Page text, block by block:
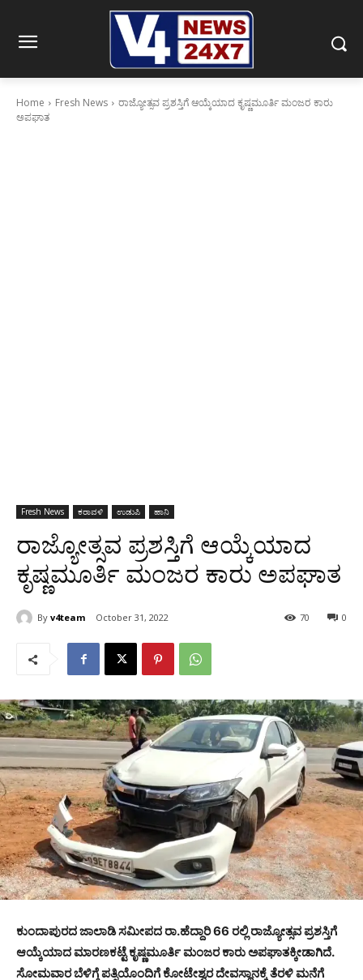
Home Fresh News
ರಾಜ್ಯೋತ್ಸವ ಪ್ರಶಸ್ತಿಗೆ ಆಯ್ಕೆಯಾದ ಕೃಷ್ಣಮೂರ್ತಿ ಮಂಜರ ಕಾರು
ಅಪಘಾತ
Fresh News ಕರಾವಳಿ ಉಡುಪಿ ಹಾನಿ
ರಾಜ್ಯೋತ್ಸವ ಪ್ರಶಸ್ತಿಗೆ ಆಯ್ಕೆಯಾದ
ಕೃಷ್ಣಮೂರ್ತಿ ಮಂಜರ ಕಾರು ಅಪಘಾತ
By v4team October 31, 2022 0
70
ಕುಂದಾಪುರದ ಜಾಲಾಡಿ ಸಮೀಪದ ರಾ.ಹೆದ್ದಾರಿ 66 ರಲ್ಲಿ ರಾಜ್ಯೋತ್ಸವ ಪ್ರಶಸ್ತಿಗೆ
ಆಯ್ಕೆಯಾದ ಮಾರಣಕಟ್ಟೆ ಕೃಷ್ಣಮೂರ್ತಿ ಮಂಜರ ಕಾರು ಅಪಘಾತಕ್ಕೀಡಾಗಿದೆ.
ಸೋಮವಾರ ಬೆಳಿಗ್ಗೆ ಪತ್ನಿಯೊಂದಿಗೆ ಕೋಟೇಶ್ವರ ದೇವಸ್ಥಾನಕ್ಕೆ ತೆರಳಿ ಮನೆಗೆ